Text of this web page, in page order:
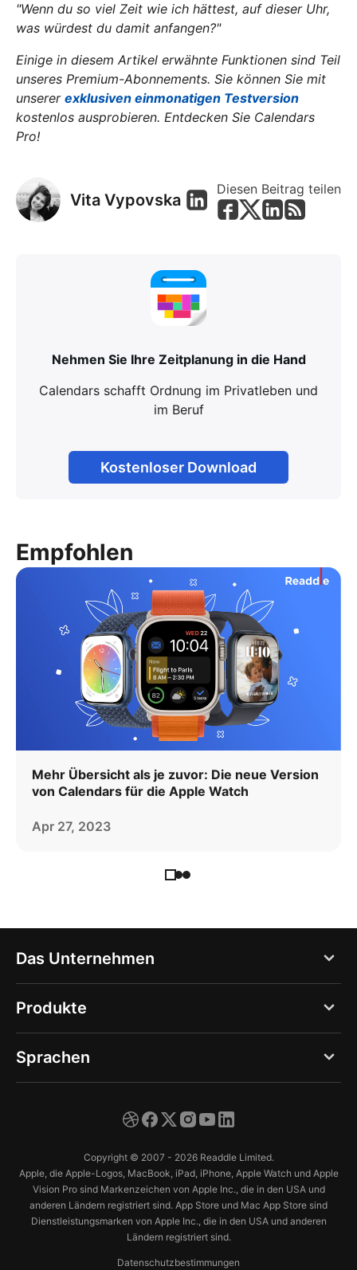
"Wenn du so viel Zeit wie ich hättest, auf dieser Uhr,
was würdest du damit anfangen?"
Einige in diesem Artikel erwähnte Funktionen sind Teil
unseres Premium-Abonnements. Sie können Sie mit
unserer exklusiven einmonatigen Testversion
kostenlos ausprobieren. Entdecken Sie Calendars
Pro!
Vita Vypovska
Diesen Beitrag teilen
Nehmen Sie Ihre Zeitplanung in die Hand
Calendars schafft Ordnung im Privatleben und
im Beruf
Kostenloser Download
Empfohlen
Mehr Übersicht als je zuvor: Die neue Version
von Calendars für die Apple Watch
Apr 27, 2023
Das Unternehmen
Blog
Über uns
Jobs
Trust Center
Produkte
PDF Expert
Documents
Scanner Pro
Fluix
Sprachen
Français
Italiano
Copyright © 2007 - 2026 Readdle Limited.
Apple, die Apple-Logos, MacBook, iPad, iPhone, Apple Watch und Apple
Vision Pro sind Markenzeichen von Apple Inc., die in den USA und
anderen Ländern registriert sind. App Store und Mac App Store sind
Dienstleistungsmarken von Apple Inc., die in den USA und anderen
Ländern registriert sind.
Datenschutzbestimmungen